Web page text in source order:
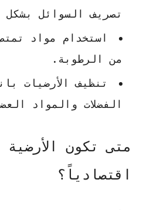
تصريف السوائل بشكل
استخدام مواد
من الرطوبة.
تنظيف الأرضيات
الفضلات والمواد
متى تكون الأرضية
اقتصادياً؟